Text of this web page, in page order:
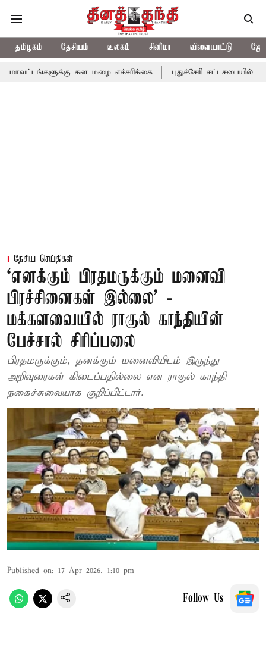
தமிழகம் தேசியம் உலகம் சினிமா விளையாட்டு
கன மழை எச்சரிக்கை புதுச்சேரி சட்டசபையில் வரும் 24ம்
தேசிய செய்திகள்
‘எனக்கும் பிரதமருக்கும் மனைவி
பிரச்சினைகள் இல்லை’ -
மக்களவையில் ராகுல் காந்தியின்
பேச்சால் சிரிப்பலை
பிரதமருக்கும், தனக்கும் மனைவியிடம் இருந்து
அறிவுரைகள் கிடைப்பதில்லை என ராகுல் காந்தி
நகைச்சுவையாக குறிப்பிட்டார்.
Published on: 17 Apr 2026, 1:10 pm
Follow Us